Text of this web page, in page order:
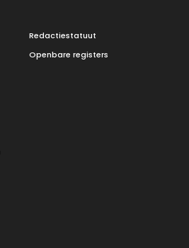
Redactiestatuut
Openbare registers